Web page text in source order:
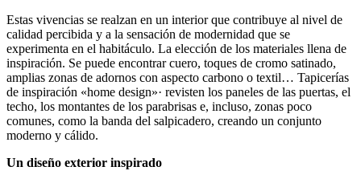
Estas vivencias se realzan en un interior que contribuye al nivel de
calidad percibida y a la sensación de modernidad que se
experimenta en el habitáculo. La elección de los materiales llena de
inspiración. Se puede encontrar cuero, toques de cromo satinado,
amplias zonas de adornos con aspecto carbono o textil… Tapicerías
de inspiración «home design»· revisten los paneles de las puertas, el
techo, los montantes de los parabrisas e, incluso, zonas poco
comunes, como la banda del salpicadero, creando un conjunto
moderno y cálido.
Un diseño exterior inspirado